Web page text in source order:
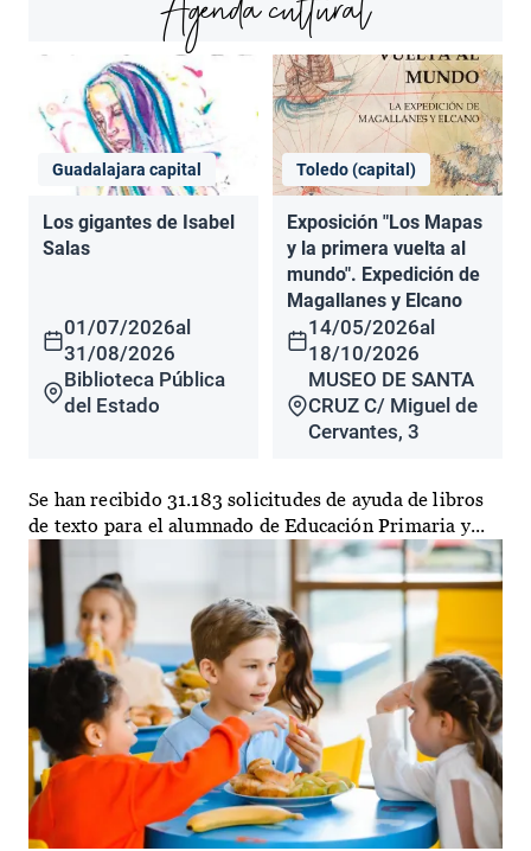
Guadalajara capital
Los gigantes de Isabel
Salas
01/07/2026al
31/08/2026
Biblioteca Pública
del Estado
Toledo (capital)
Exposición "Los Mapas
y la primera vuelta al
mundo". Expedición de
Magallanes y Elcano
14/05/2026al
18/10/2026
MUSEO DE SANTA
CRUZ C/ Miguel de
Cervantes, 3
Se han recibido 31.183 solicitudes de ayuda de libros
de texto para el alumnado de Educación Primaria y...